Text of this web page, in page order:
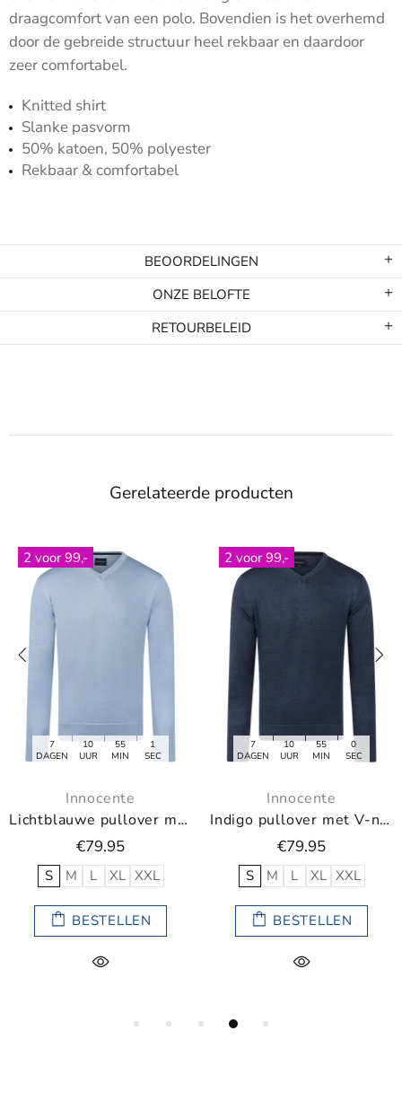
draagcomfort van een polo. Bovendien is het overhemd
door de gebreide structuur heel rekbaar en daardoor
zeer comfortabel.
Knitted shirt
Slanke pasvorm
50% katoen, 50% polyester
Rekbaar & comfortabel
BEOORDELINGEN
ONZE BELOFTE
RETOURBELEID
Gerelateerde producten
2 voor 99,-
7
DAGEN
10
UUR
55
MIN
0
SEC
Innocente
Lichtblauwe pullover met V-neck
€79.95
S M L XL XXL
BESTELLEN
2 voor 99,-
7
DAGEN
10
UUR
55
MIN
0
SEC
Innocente
Indigo pullover met V-neck
€79.95
S M L XL XXL
BESTELLEN